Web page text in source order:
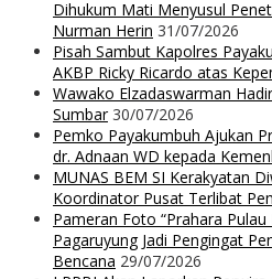
Dihukum Mati Menyusul
Nurman Herin 31/07/2026
Pisah Sambut Kapolres
AKBP Ricky Ricardo atas
Wawako Elzadaswarman
Sumbar 30/07/2026
Pemko Payakumbuh Ajukan
dr. Adnaan WD kepada
MUNAS BEM SI Kerakyatan
Koordinator Pusat Terlibat
Pameran Foto “Prahara
Pagaruyung Jadi Pengingat
Bencana 29/07/2026